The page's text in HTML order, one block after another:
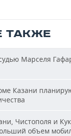
ТАКЖЕ
Марселя
Казани
Чистополя и
объем